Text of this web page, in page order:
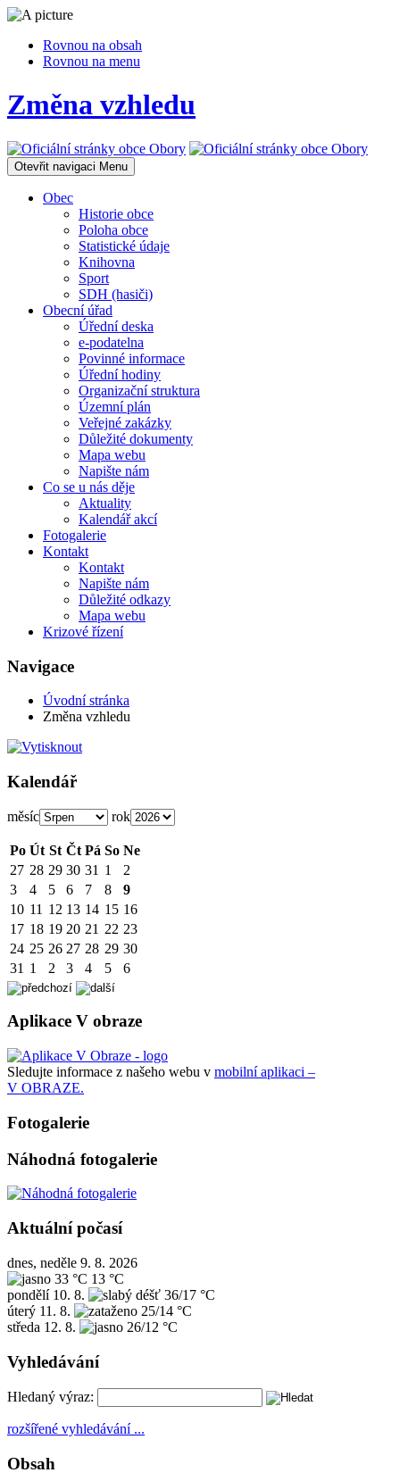
Rovnou na obsah
Rovnou na menu
Změna vzhledu
Otevřit navigaci Menu
Obec
Historie obce
Poloha obce
Statistické údaje
Knihovna
Sport
SDH (hasiči)
Obecní úřad
Úřední deska
e-podatelna
Povinné informace
Úřední hodiny
Organizační struktura
Územní plán
Veřejné zakázky
Důležité dokumenty
Mapa webu
Napište nám
Co se u nás děje
Aktuality
Kalendář akcí
Fotogalerie
Kontakt
Kontakt
Napište nám
Důležité odkazy
Mapa webu
Krizové řízení
Navigace
Úvodní stránka
Změna vzhledu
Kalendář
měsíc rok
Po Út St Čt Pá So Ne
27 28 29 30 31 1
2
3
4 5 6 7 8
9
10 11 12 13 14 15 16
17 18 19 20 21 22 23
24 25 26 27 28 29 30
31 1 2 3 4 5 6
Aplikace V obraze
Sledujte informace z našeho webu v mobilní aplikaci –
V OBRAZE.
Fotogalerie
Náhodná fotogalerie
Aktuální počasí
dnes, neděle 9. 8. 2026
33 °C 13 °C
pondělí 10. 8.
36/17 °C
úterý 11. 8.
25/14 °C
středa 12. 8. 26/12 °C
Vyhledávání
Hledaný výraz:
rozšířené vyhledávání ...
Obsah